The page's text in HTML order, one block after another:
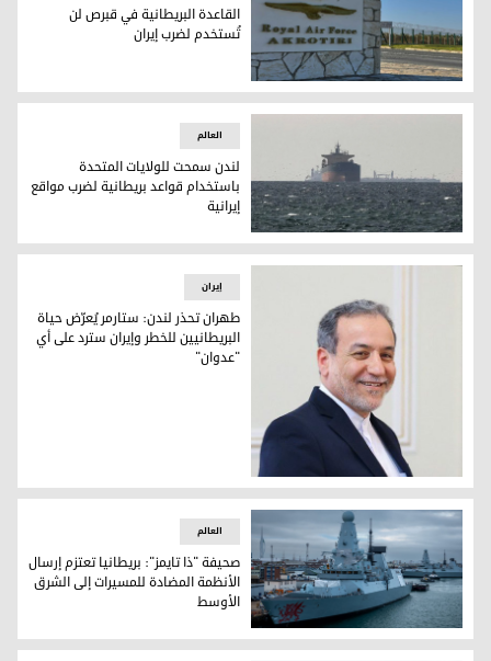
القاعدة البريطانية في قبرص لن تُستخدم لضرب إيران
القاعدة البريطانية في قبرص لن
تُستخدم لضرب إيران
لندن سمحت للولايات المتحدة باستخدام قواعد بريطانية لضرب
العالم
لندن سمحت للولايات المتحدة
باستخدام قواعد بريطانية لضرب مواقع
إيرانية
طهران تحذر لندن: ستارمر يُعرّض حياة البريطانيين للخطر
إيران
طهران تحذر لندن: ستارمر يُعرّض حياة
البريطانيين للخطر وإيران سترد على أي
"عدوان"
صحيفة "ذا تايمز": بريطانيا تعتزم إرسال الأنظمة المضادة
العالم
صحيفة "ذا تايمز": بريطانيا تعتزم إرسال
الأنظمة المضادة للمسيرات إلى الشرق
الأوسط